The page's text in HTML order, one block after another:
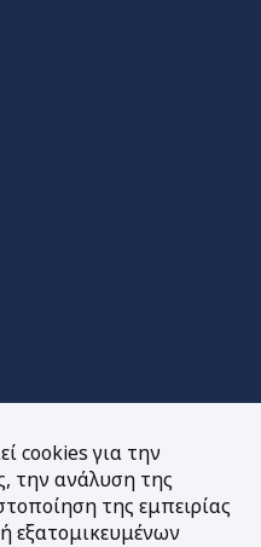
cookies για την
την ανάλυση της
της εμπειρίας
εξατομικευμένων